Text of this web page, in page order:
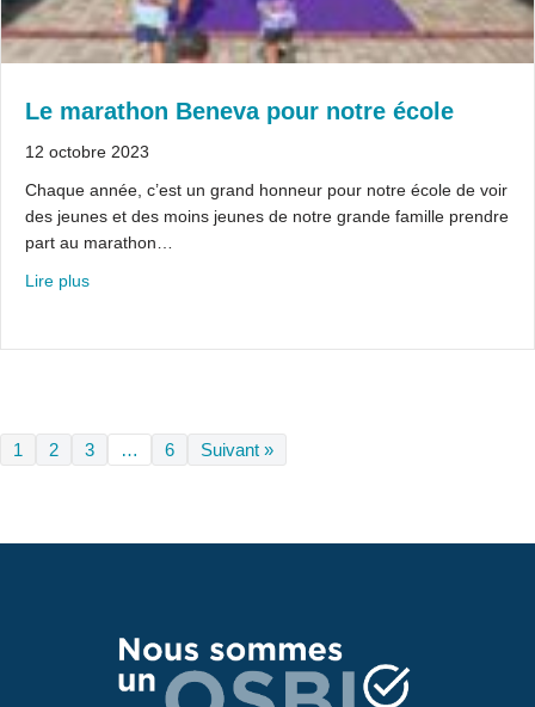
Le marathon Beneva pour notre école
12 octobre 2023
Chaque année, c’est un grand honneur pour notre école de voir
des jeunes et des moins jeunes de notre grande famille prendre
part au marathon…
Lire plusabout Le marathon Beneva pour notre école
1 2 3 … 6 Suivant »